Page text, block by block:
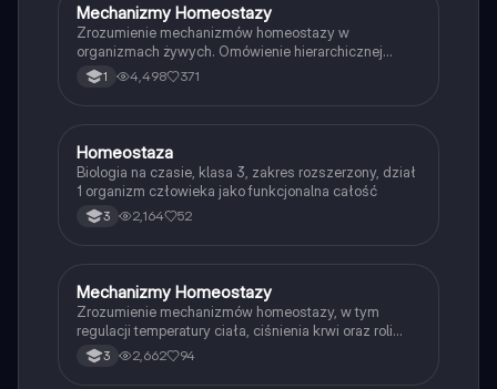
Biologia
Mechanizmy Homeostazy
Zrozumienie mechanizmów homeostazy w
organizmach żywych. Omówienie hierarchicznej
budowy organizmu, roli układów narządów oraz
regulacji nerwowo-hormonalnej. Analiza dodatnich i
podsumowanie.
1 4,498 371
Biologia
Homeostaza
Biologia na czasie, klasa 3, zakres rozszerzony, dział
1 organizm człowieka jako funkcjonalna całość
3 2,164 52
Biologia
Mechanizmy Homeostazy
Zrozumienie mechanizmów homeostazy, w tym
regulacji temperatury ciała, ciśnienia krwi oraz roli
autonomicznego układu nerwowego. Dowiedz się, jak
organizm utrzymuje równowagę wewnętrzną w
3 2,662 94